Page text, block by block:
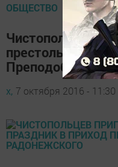
ОБЩЕСТВО
Чистопольцев
престольный
Преподобного
х, 7 октября 2016 - 11:30